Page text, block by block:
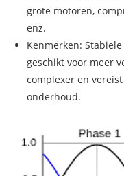
grote motoren,
enz.
Kenmerken:
geschikt voor meer
complexer en
onderhoud.